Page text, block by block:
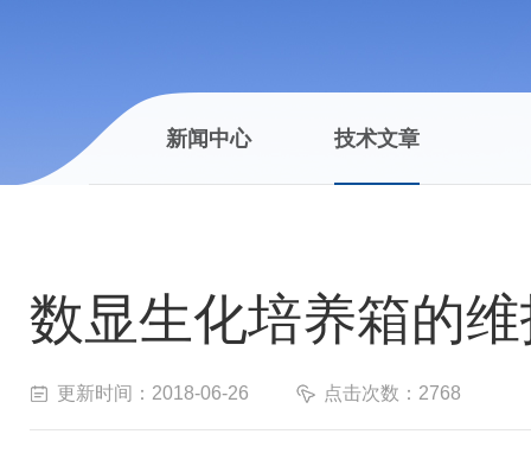
新闻中心 技术文章
数显生化培养箱的
更新时间：2018-06-26 点击次数：2768